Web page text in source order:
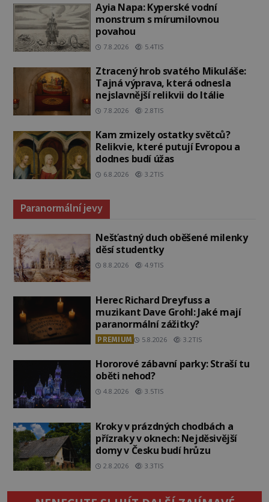
Ayia Napa: Kyperské vodní
monstrum s mírumilovnou
povahou
7.8.2026 5.4TIS
Ztracený hrob svatého Mikuláše:
Tajná výprava, která odnesla
nejslavnější relikvii do Itálie
7.8.2026 2.8TIS
Kam zmizely ostatky světců?
Relikvie, které putují Evropou a
dodnes budí úžas
6.8.2026 3.2TIS
Paranormální jevy
Nešťastný duch oběšené milenky
děsí studentky
8.8.2026 4.9TIS
Herec Richard Dreyfuss a
muzikant Dave Grohl: Jaké mají
paranormální zážitky?
PREMIUM 5.8.2026 3.2TIS
Hororové zábavní parky: Straší tu
oběti nehod?
4.8.2026 3.5TIS
Kroky v prázdných chodbách a
přízraky v oknech: Nejděsivější
domy v Česku budí hrůzu
2.8.2026 3.3TIS